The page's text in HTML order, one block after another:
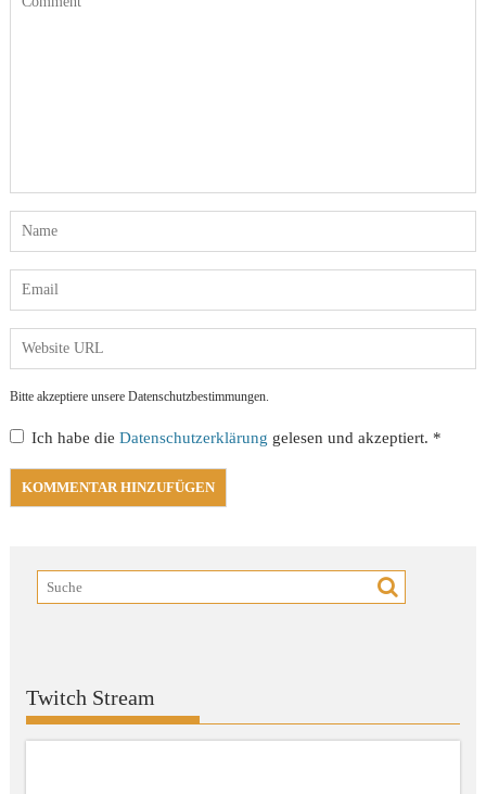
Bitte akzeptiere unsere Datenschutzbestimmungen.
Ich habe dieDatenschutzerklärung gelesen und akzeptiert. *
Twitch Stream